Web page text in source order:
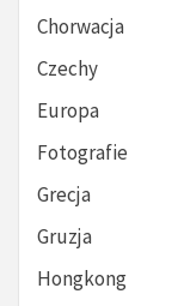
Chorwacja
Czechy
Europa
Fotografie
Grecja
Gruzja
Hongkong